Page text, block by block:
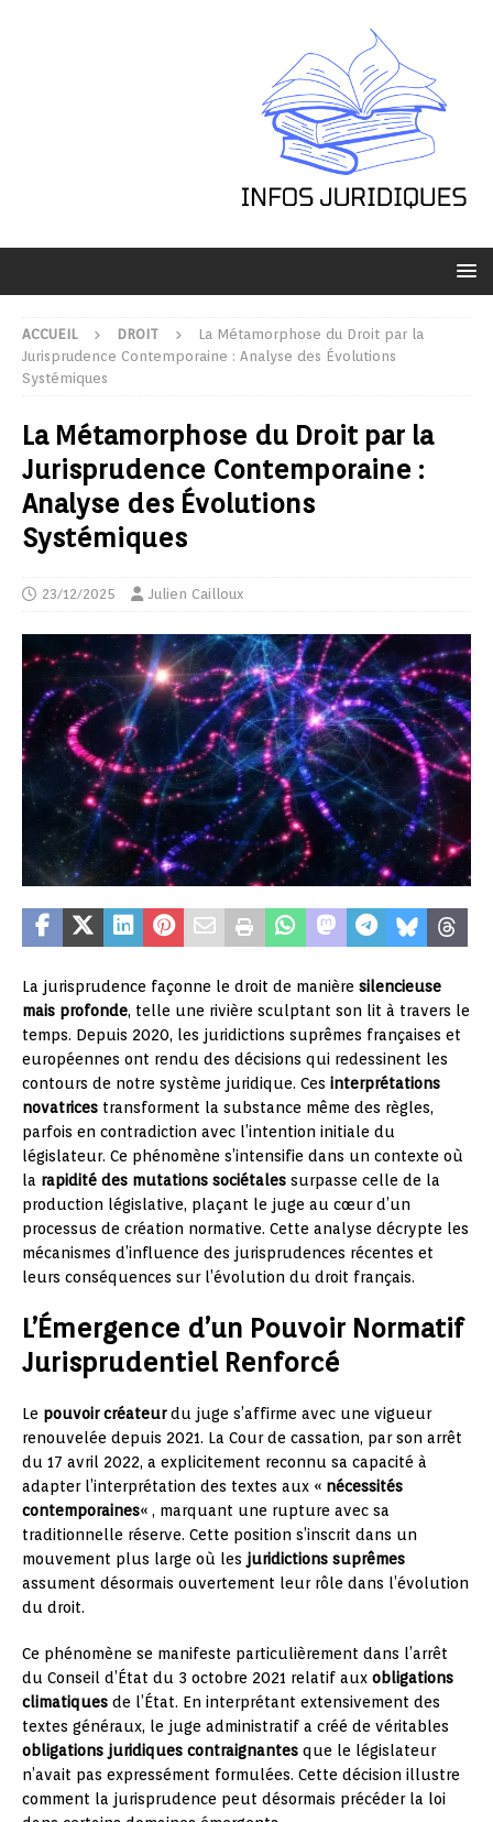
ACCUEIL DROIT
La Métamorphose du Droit par la
Jurisprudence Contemporaine : Analyse des Évolutions
Systémiques
La Métamorphose du Droit par la
Jurisprudence Contemporaine :
Analyse des Évolutions
Systémiques
23/12/2025 Julien Cailloux
La jurisprudence façonne le droit de manière silencieuse
mais profonde, telle une rivière sculptant son lit à travers le
temps. Depuis 2020, les juridictions suprêmes françaises et
européennes ont rendu des décisions qui redessinent les
contours de notre système juridique. Ces interprétations
novatrices transforment la substance même des règles,
parfois en contradiction avec l’intention initiale du
législateur. Ce phénomène s’intensifie dans un contexte où
la rapidité des mutations sociétales surpasse celle de la
production législative, plaçant le juge au cœur d’un
processus de création normative. Cette analyse décrypte les
mécanismes d’influence des jurisprudences récentes et
leurs conséquences sur l’évolution du droit français.
L’Émergence d’un Pouvoir Normatif
Jurisprudentiel Renforcé
Le pouvoir créateurdu juge s’affirme avec une vigueur
renouvelée depuis 2021. La Cour de cassation, par son arrêt
du 17 avril 2022, a explicitement reconnu sa capacité à
adapter l’interprétation des textes aux « nécessités
contemporaines« , marquant une rupture avec sa
traditionnelle réserve. Cette position s’inscrit dans un
mouvement plus large où les juridictions suprêmes
assument désormais ouvertement leur rôle dans l’évolution
du droit.
Ce phénomène se manifeste particulièrement dans l’arrêt
du Conseil d’État du 3 octobre 2021 relatif aux obligations
climatiques de l’État. En interprétant extensivement des
textes généraux, le juge administratif a créé de véritables
obligations juridiques contraignantes que le législateur
n’avait pas expressément formulées. Cette décision illustre
comment la jurisprudence peut désormais précéder la loi